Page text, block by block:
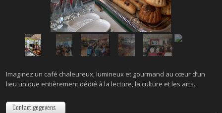
Imaginez un café chaleureux, lumineux et gourmand au cœur d’un
lieu unique entièrement dédié à la lecture, la culture et les arts.
Contact gegevens